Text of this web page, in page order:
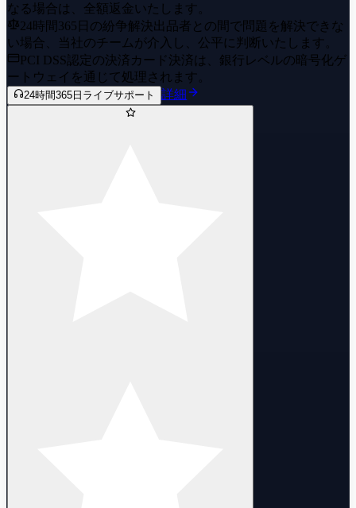
なる場合は、全額返金いたします。
24時間365日の紛争解決出品者との間で問題を解決できな
い場合、当社のチームが介入し、公平に判断いたします。
PCI DSS認定の決済 カード決済は、銀行レベルの暗号化ゲ
ートウェイを通じて処理されます。
24時間365日ライブサポート 詳細